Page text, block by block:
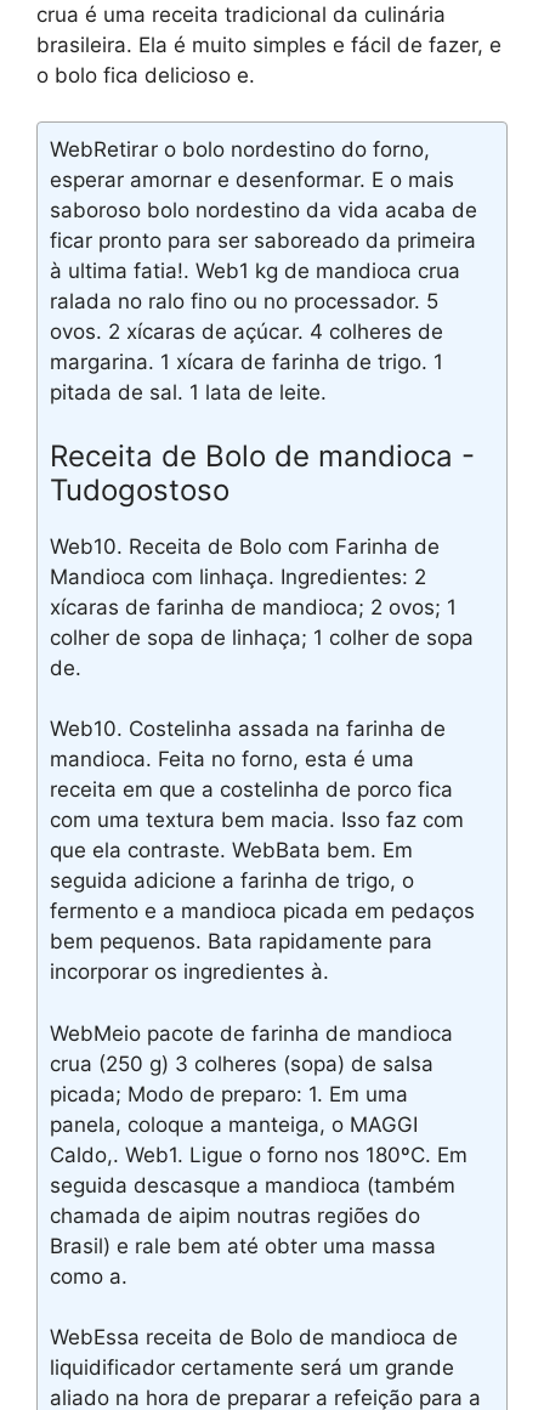
crua é uma receita tradicional da culinária
brasileira. Ela é muito simples e fácil de fazer, e
o bolo fica delicioso e.
WebRetirar o bolo nordestino do forno,
esperar amornar e desenformar. E o mais
saboroso bolo nordestino da vida acaba de
ficar pronto para ser saboreado da primeira
à ultima fatia!. Web1 kg de mandioca crua
ralada no ralo fino ou no processador. 5
ovos. 2 xícaras de açúcar. 4 colheres de
margarina. 1 xícara de farinha de trigo. 1
pitada de sal. 1 lata de leite.
Receita de Bolo de mandioca -
Tudogostoso
Web10. Receita de Bolo com Farinha de
Mandioca com linhaça. Ingredientes: 2
xícaras de farinha de mandioca; 2 ovos; 1
colher de sopa de linhaça; 1 colher de sopa
de.
Web10. Costelinha assada na farinha de
mandioca. Feita no forno, esta é uma
receita em que a costelinha de porco fica
com uma textura bem macia. Isso faz com
que ela contraste. WebBata bem. Em
seguida adicione a farinha de trigo, o
fermento e a mandioca picada em pedaços
bem pequenos. Bata rapidamente para
incorporar os ingredientes à.
WebMeio pacote de farinha de mandioca
crua (250 g) 3 colheres (sopa) de salsa
picada; Modo de preparo: 1. Em uma
panela, coloque a manteiga, o MAGGI
Caldo,. Web1. Ligue o forno nos 180ºC. Em
seguida descasque a mandioca (também
chamada de aipim noutras regiões do
Brasil) e rale bem até obter uma massa
como a.
WebEssa receita de Bolo de mandioca de
liquidificador certamente será um grande
aliado na hora de preparar a refeição para a